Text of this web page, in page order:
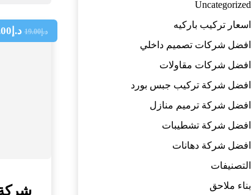
د.إ19.00 د.إ
Uncategorized
اسعار تركيب باركيه
افضل شركات تصميم داخلي
افضل شركات مقاولات
افضل شركة تركيب جبس بورد
افضل شركة ترميم منازل
افضل شركة تشطيبات
افضل شركة دهانات
التصنيفات
بناء ملاحق